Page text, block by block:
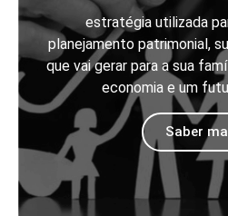
estratégia utilizada
planejamento patrimonial,
que vai gerar para a sua
economia e um
Saber